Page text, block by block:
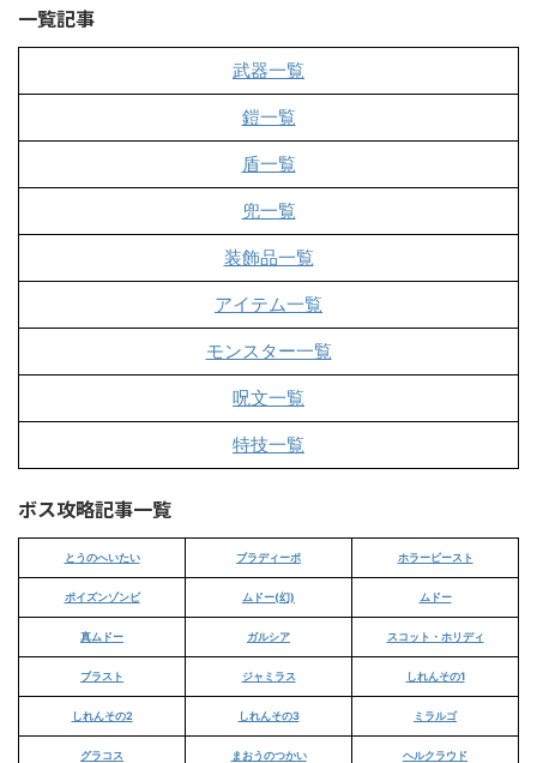
一覧記事
武器一覧
鎧一覧
盾一覧
兜一覧
装飾品一覧
アイテム一覧
モンスター一覧
呪文一覧
特技一覧
ボス攻略記事一覧
とうのへいたい ブラディーポ ホラービースト
ポイズンゾンビ ムドー(幻) ムドー
真ムドー ガルシア スコット・ホリディ
ブラスト ジャミラス しれんその1
しれんその2 しれんその3 ミラルゴ
グラコス まおうのつかい ヘルクラウド